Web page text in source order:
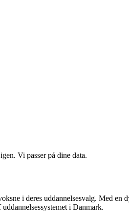
Vi passer på dine data.
i deres uddannelsesvalg. Med
i Danmark.